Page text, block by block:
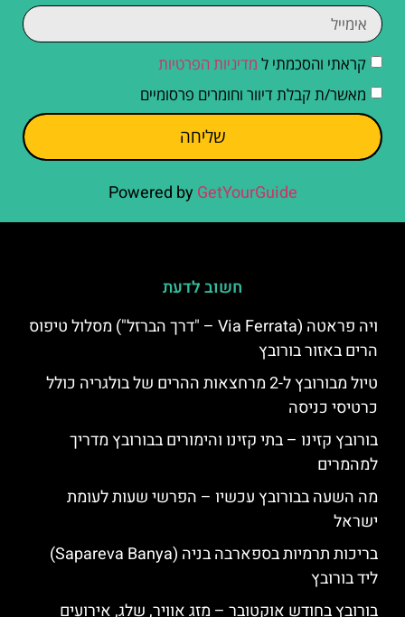
קראתי והסכמתי ל מדיניות הפרטיות
מאשר/ת קבלת דיוור וחומרים פרסומיים
שליחה
Powered by GetYourGuide
חשוב לדעת
ויה פראטה (Via Ferrata – "דרך הברזל") מסלול טיפוס
הרים באזור בורובץ
טיול מבורובץ ל-2 מרחצאות ההרים של בולגריה כולל
כרטיסי כניסה
בורובץ קזינו – בתי קזינו והימורים בבורובץ מדריך
למהמרים
מה השעה בבורובץ עכשיו – הפרשי שעות לעומת
ישראל
בריכות תרמיות בספארבה בניה (Sapareva Banya)
ליד בורובץ
בורובץ בחודש אוקטובר – מזג אוויר, שלג, אירועים